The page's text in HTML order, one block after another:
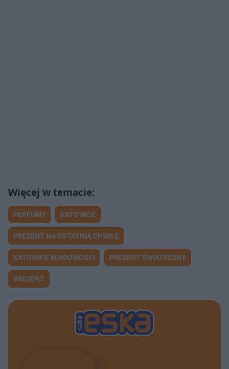
PERFUMY KATOWICE
PREZENT NA OSTATNIĄ CHWILĘ
KATOWICE WIADOMOŚCI PREZENT ŚWIĄTECZNY
PREZENT